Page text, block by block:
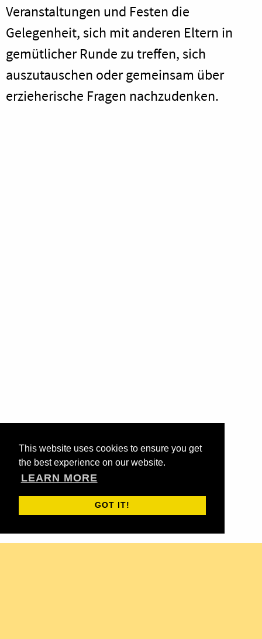
This website uses cookies to ensure you get
the best experience on our website.
LEARN MORE
GOT IT!
Veranstaltungen und Festen die
Gelegenheit, sich mit anderen Eltern in
gemütlicher Runde zu treffen, sich
auszutauschen oder gemeinsam über
erzieherische Fragen nachzudenken.